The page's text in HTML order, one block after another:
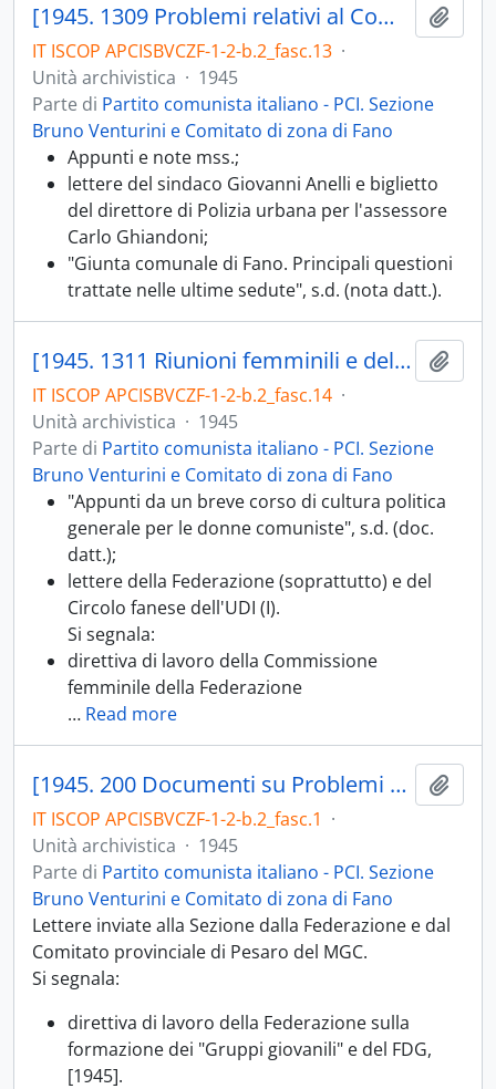
[1945. 1309 Problemi relativi al Comune di Fano; 1309.01 Problemi Giunta comunale di Fano]
IT ISCOP APCISBVCZF-1-2-b.2_fasc.13 ·
Unità archivistica · 1945
Parte di Partito comunista italiano - PCI. Sezione
Bruno Venturini e Comitato di zona di Fano
Appunti e note mss.;
lettere del sindaco Giovanni Anelli e biglietto
del direttore di Polizia urbana per l'assessore
Carlo Ghiandoni;
"Giunta comunale di Fano. Principali questioni
trattate nelle ultime sedute", s.d. (nota datt.).
[1945. 1311 Riunioni femminili e della famiglia; 1311.01 Commissione Organizzazione femminile e Lavoro femminile del PCI; 1311.02 Documenti relativi all'UDI]
IT ISCOP APCISBVCZF-1-2-b.2_fasc.14 ·
Unità archivistica · 1945
Parte di Partito comunista italiano - PCI. Sezione
Bruno Venturini e Comitato di zona di Fano
"Appunti da un breve corso di cultura politica
generale per le donne comuniste", s.d. (doc.
datt.);
lettere della Federazione (soprattutto) e del
Circolo fanese dell'UDI (I).
Si segnala:
direttiva di lavoro della Commissione
femminile della Federazione
… Read more
[1945. 200 Documenti su Problemi giovanili; 200.01 Movimento Giovani Comunisti e Sezione Lavoro Giovanile, cellule giovanili]
IT ISCOP APCISBVCZF-1-2-b.2_fasc.1 ·
Unità archivistica · 1945
Parte di Partito comunista italiano - PCI. Sezione
Bruno Venturini e Comitato di zona di Fano
Lettere inviate alla Sezione dalla Federazione e dal
Comitato provinciale di Pesaro del MGC.
Si segnala:
direttiva di lavoro della Federazione sulla
formazione dei "Gruppi giovanili" e del FDG,
[1945].